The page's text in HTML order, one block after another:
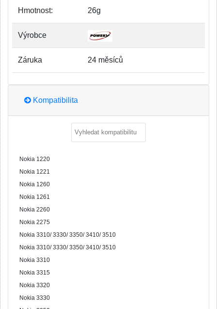
Hmotnost: 26g
Výrobce
Záruka 24 měsíců
Kompatibilita
Nokia 1220
Nokia 1221
Nokia 1260
Nokia 1261
Nokia 2260
Nokia 2275
Nokia 3310/ 3330/ 3350/ 3410/ 3510
Nokia 3310/ 3330/ 3350/ 3410/ 3510
Nokia 3310
Nokia 3315
Nokia 3320
Nokia 3330